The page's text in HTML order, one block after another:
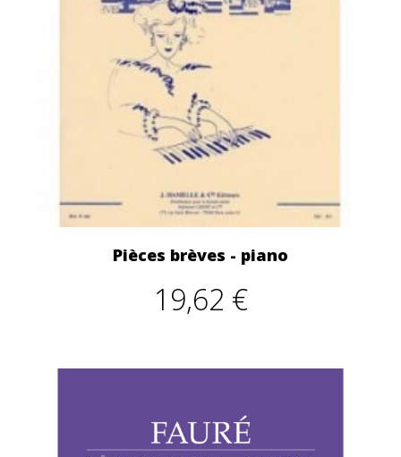
Pièces brèves - piano
19,62 €